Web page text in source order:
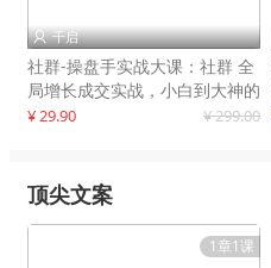
 千启
社群-操盘手实战大课：社群 全
局增长成交实战，小白到大神的
进阶之路
¥ 29.90 ¥ 299.00
顶尖文案
1章1课